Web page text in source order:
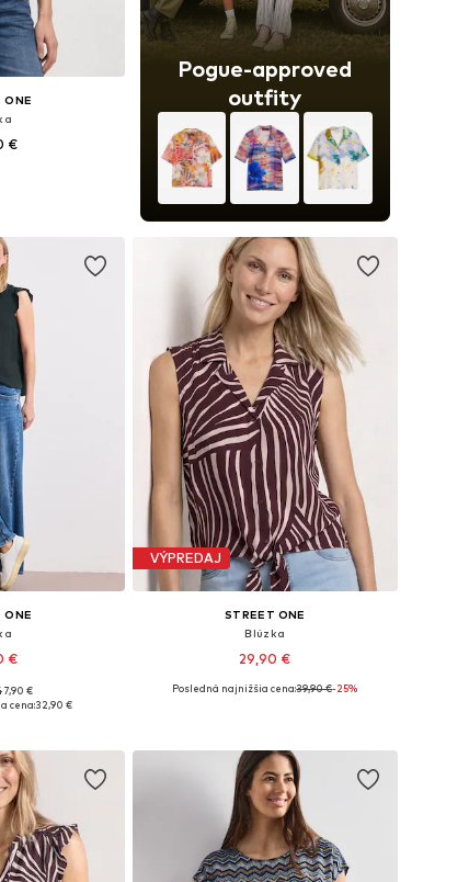
ONE
€
Pogue-approved
outfity
ONE
€
S, M, L, XL
€
cena:32,90 €
VÝPREDAJ
STREET ONE
Blúzka
29,90 €
Dostupné veľkosti: XS, S, M, L, XXL, XXXL
Posledná najnižšia cena:39,90 €-25%